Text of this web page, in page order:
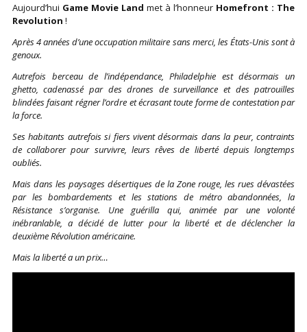
Aujourd’hui Game Movie Land met à l’honneur Homefront : The
Revolution !
Après 4 années d’une occupation militaire sans merci, les États-Unis sont à
genoux.
Autrefois berceau de l’indépendance, Philadelphie est désormais un
ghetto, cadenassé par des drones de surveillance et des patrouilles
blindées faisant régner l’ordre et écrasant toute forme de contestation par
la force.
Ses habitants autrefois si fiers vivent désormais dans la peur, contraints
de collaborer pour survivre, leurs rêves de liberté depuis longtemps
oubliés.
Mais dans les paysages désertiques de la Zone rouge, les rues dévastées
par les bombardements et les stations de métro abandonnées, la
Résistance s’organise. Une guérilla qui, animée par une volonté
inébranlable, a décidé de lutter pour la liberté et de déclencher la
deuxième Révolution américaine.
Mais la liberté a un prix…